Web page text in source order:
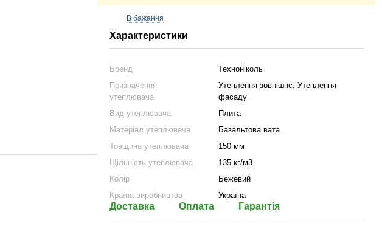
В бажання
Характеристики
Бренд
Техноніколь
Призначення
утеплювача
Утеплення зовнішнє, Утеплення
фасаду
Вид утеплювача
Плита
Матеріал утеплювача
Базальтова вата
Товщина утеплювача
150 мм
Щільність утеплювача
135 кг/м3
Колір
Бежевий
Країна виробництва
Україна
Доставка Оплата Гарантія